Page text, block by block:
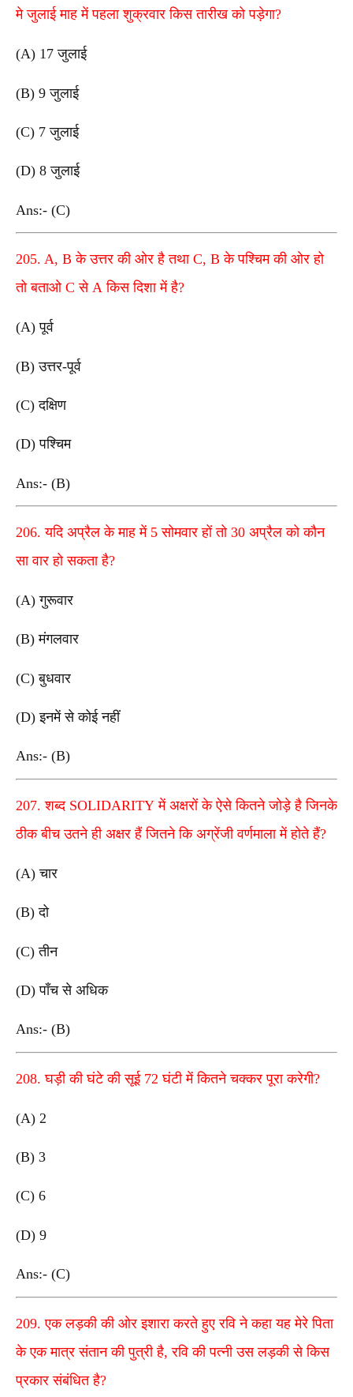
मे जुलाई माह में पहला शुक्रवार किस तारीख को पड़ेगा?
(A) 17 जुलाई
(B) 9 जुलाई
(C) 7 जुलाई
(D) 8 जुलाई
Ans:- (C)
205. A, B के उत्तर की ओर है तथा C, B के पश्चिम की ओर हो
तो बताओ C से A किस दिशा में है?
(A) पूर्व
(B) उत्तर-पूर्व
(C) दक्षिण
(D) पश्चिम
Ans:- (B)
206. यदि अप्रैल के माह में 5 सोमवार हों तो 30 अप्रैल को कौन
सा वार हो सकता है?
(A) गुरूवार
(B) मंगलवार
(C) बुधवार
(D) इनमें से कोई नहीं
Ans:- (B)
207. शब्द SOLIDARITY में अक्षरों के ऐसे कितने जोड़े है जिनके
ठीक बीच उतने ही अक्षर हैं जितने कि अग्रेंजी वर्णमाला में होते हैं?
(A) चार
(B) दो
(C) तीन
(D) पाँच से अधिक
Ans:- (B)
208. घड़ी की घंटे की सूई 72 घंटी में कितने चक्कर पूरा करेगी?
(A) 2
(B) 3
(C) 6
(D) 9
Ans:- (C)
209. एक लड़की की ओर इशारा करते हुए रवि ने कहा यह मेरे पिता
के एक मात्र संतान की पुत्री है, रवि की पत्नी उस लड़की से किस
प्रकार संबंधित है?